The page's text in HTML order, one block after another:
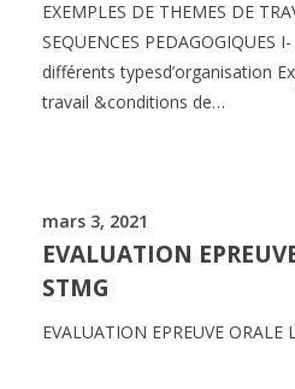
EXEMPLES DE THEMES DE
SEQUENCES
différents typesd’organisation
travail &conditions de…
mars 3, 2021
EVALUATION
STMG
EVALUATION EPREUVE ORALE